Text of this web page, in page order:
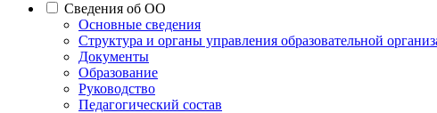
Сведения об ОО
Основные сведения
Структура и органы управления образовательной
Документы
Образование
Руководство
Педагогический состав